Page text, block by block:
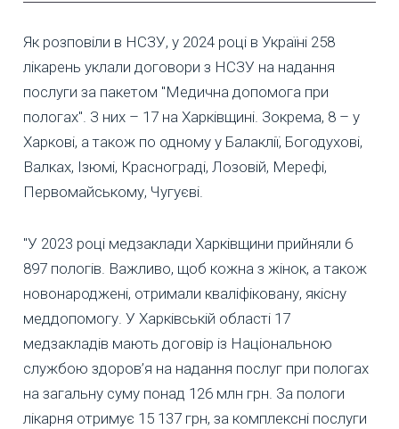
Як розповіли в НСЗУ, у 2024 році в Україні 258
лікарень уклали договори з НСЗУ на надання
послуги за пакетом "Медична допомога при
пологах". З них – 17 на Харківщині. Зокрема, 8 – у
Харкові, а також по одному у Балаклії, Богодухові,
Валках, Ізюмі, Краснограді, Лозовій, Мерефі,
Первомайському, Чугуєві.
"У 2023 році медзаклади Харківщини прийняли 6
897 пологів. Важливо, щоб кожна з жінок, а також
новонароджені, отримали кваліфіковану, якісну
меддопомогу. У Харківській області 17
медзакладів мають договір із Національною
службою здоров’я на надання послуг при пологах
на загальну суму понад 126 млн грн. За пологи
лікарня отримує 15 137 грн, за комплексні послуги